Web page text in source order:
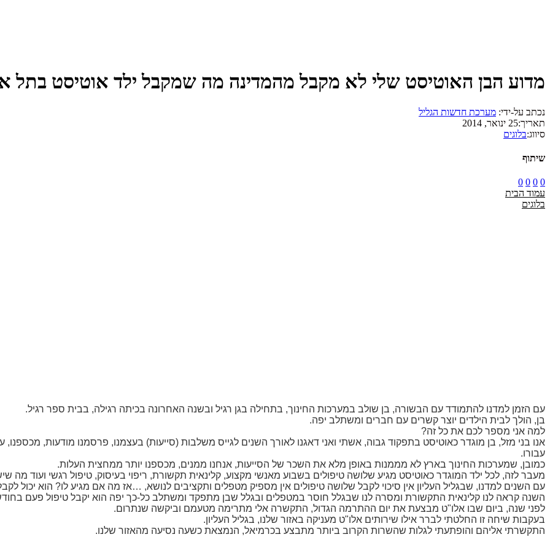
מדוע הבן האוטיסט שלי לא מקבל מהמדינה מה שמקבל ילד אוטיסט בתל
נכתב על-ידי: מערכת חדשות הגליל
תאריך:25 ינואר, 2014
סיווג:בלוגים
שיתוף
0
0
0
0
עמוד הבית
בלוגים
עם הזמן למדנו להתמודד עם הבשורה, בן שולב במערכות החינוך, בתחילה בגן רגיל ובשנה האחרונה בכיתה רגילה, בבית ספר רגיל.
בן, הולך לבית הילדים יוצר קשרים עם חברים ומשתלב יפה.
למה אני מספר לכם את כל זה?
אנו בני מזל, בן מוגדר כאוטיסט בתפקוד גבוה, אשתי ואני דאגנו לאורך השנים לגייס משלבות (סייעות) בעצמנו, פרסמנו מודעות,
עבורו.
כמובן, שמערכות החינוך בארץ לא מממנות באופן מלא את השכר של הסייעות, אנחנו ממנים, מכספנו יותר ממחצית העלות.
מעבר לזה, לכל ילד המוגדר כאוטיסט מגיע שלושה טיפולים בשבוע מאנשי מקצוע, קלינאית תקשורת, ריפוי בעיסוק, טיפול רגשי ועוד מה
עם השנים למדנו, שבגליל העליון אין סיכוי לקבל שלושה טיפולים אין מספיק מטפלים ותקציבים לנושא, …אז מה אם מגיע לו? הוא יכול
השנה קראה לנו קלינאית התקשורת ומסרה לנו שבגלל חוסר במטפלים ובגלל שבן מתפקד ומשתלב כל-כך יפה הוא יקבל טיפול פעם
לפני שנה, ביום שבו אלו"ט מבצעת את יום ההתרמה הגדול, התקשרה אלי מתרימה מטעמם וביקשה שנתרום.
בעקבות שיחה זו החלטתי לברר אילו שירותים אלו"ט מעניקה באזור שלנו, בגליל העליון.
התקשרתי אליהם והופתעתי לגלות שהשרות הקרוב ביותר מתבצע בכרמיאל, הנמצאת כשעה נסיעה מהאזור שלנו.